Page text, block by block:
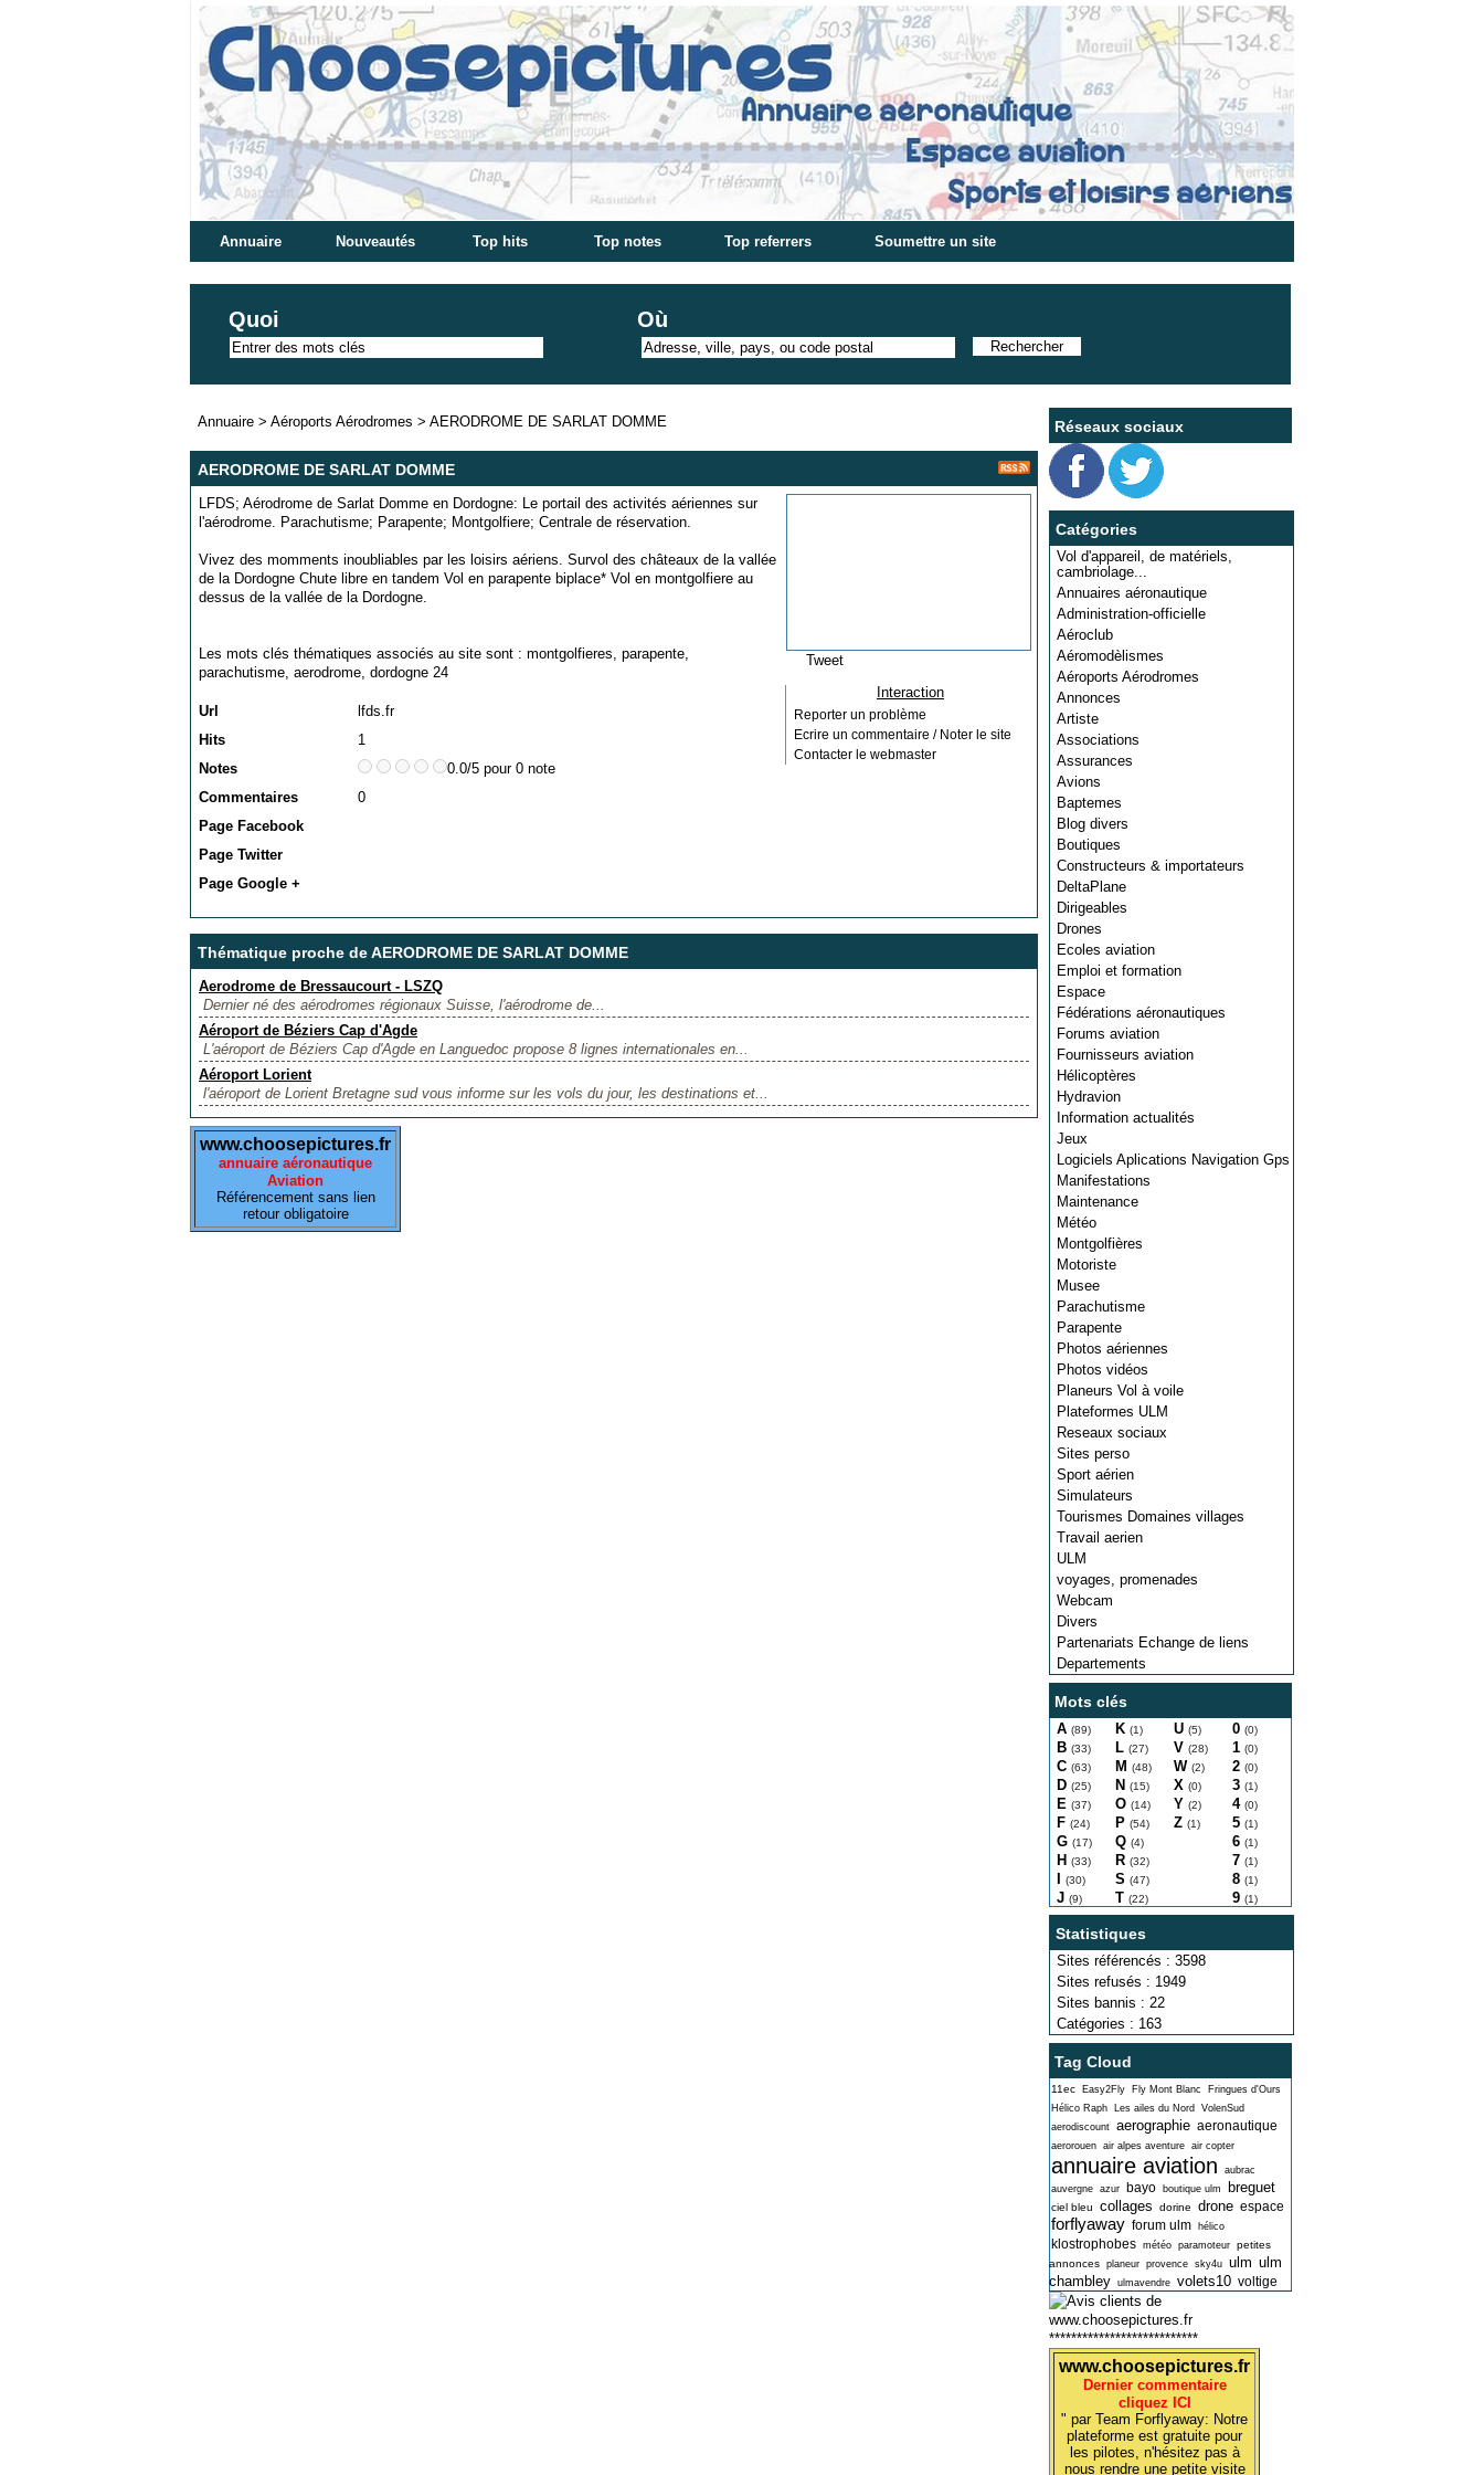
Annuaire Nouveautés Top hits Top notes Top referrers Soumettre un site
Quoi Où
Réseaux sociaux
Catégories
Vol d'appareil, de matériels,
cambriolage...
Annuaires aéronautique
Administration-officielle
Aéroclub
Aéromodèlismes
Aéroports Aérodromes
Annonces
Artiste
Associations
Assurances
Avions
Baptemes
Blog divers
Boutiques
Constructeurs & importateurs
DeltaPlane
Dirigeables
Drones
Ecoles aviation
Emploi et formation
Espace
Fédérations aéronautiques
Forums aviation
Fournisseurs aviation
Hélicoptères
Hydravion
Information actualités
Jeux
Logiciels Aplications Navigation Gps
Manifestations
Maintenance
Météo
Montgolfières
Motoriste
Musee
Parachutisme
Parapente
Photos aériennes
Photos vidéos
Planeurs Vol à voile
Plateformes ULM
Reseaux sociaux
Sites perso
Sport aérien
Simulateurs
Tourismes Domaines villages
Travail aerien
ULM
voyages, promenades
Webcam
Divers
Partenariats Echange de liens
Departements
Mots clés
A (89)
B (33)
C (63)
D (25)
E (37)
F (24)
G (17)
H (33)
(30)
J (9)
K (1)
L (27)
M (48)
N (15)
O (14)
P (54)
Q (4)
R (32)
S (47)
T (22)
U (5)
V (28)
W (2)
X (0)
Y (2)
Z (1)
0 (0)
1 (0)
2 (0)
3 (1)
4 (0)
5 (1)
6 (1)
7 (1)
8 (1)
9 (1)
Statistiques
Sites référencés : 3598
Sites refusés : 1949
Sites bannis : 22
Catégories : 163
Tag Cloud
11ec Easy2Fly Fly Mont Blanc
Fringues d'Ours
Hélico Raph
Les ailes du Nord
VolenSud
aerodiscount aerographie aeronautique
aerorouen air alpes aventure air copter
annuaire aviation
aubrac
auvergne azur bayo boutique ulm breguet
ciel bleu collages dorine drone espace
forflyaway forum ulm hélico
klostrophobes météo paramoteur petites
annonces planeur provence sky4u ulm ulm
chambley ulmavendre volets10 voltige
***************************
www.choosepictures.fr
Dernier commentaire
cliquez ICI
" par Team Forflyaway: Notre
plateforme est gratuite pour
les pilotes, n'hésitez pas à
nous rendre une petite visite
Annuaire > Aéroports Aérodromes > AERODROME DE SARLAT DOMME
AERODROME DE SARLAT DOMME
LFDS; Aérodrome de Sarlat Domme en Dordogne: Le portail des activités aériennes sur
l'aérodrome. Parachutisme; Parapente; Montgolfiere; Centrale de réservation.
Vivez des momments inoubliables par les loisirs aériens. Survol des châteaux de la vallée
de la Dordogne Chute libre en tandem Vol en parapente biplace* Vol en montgolfiere au
dessus de la vallée de la Dordogne.
Les mots clés thématiques associés au site sont : montgolfieres, parapente,
parachutisme, aerodrome, dordogne 24
Url
lfds.fr
Hits
1
Notes
0.0/5 pour 0 note
Commentaires
0
Page Facebook
Page Twitter
Page Google +
Tweet
Interaction
Reporter un problème
Ecrire un commentaire / Noter le site
Contacter le webmaster
Thématique proche de AERODROME DE SARLAT DOMME
Aerodrome de Bressaucourt - LSZQ
Dernier né des aérodromes régionaux Suisse, l'aérodrome de...
Aéroport de Béziers Cap d'Agde
L'aéroport de Béziers Cap d'Agde en Languedoc propose 8 lignes internationales en...
Aéroport Lorient
l'aéroport de Lorient Bretagne sud vous informe sur les vols du jour, les destinations et...
www.choosepictures.fr
annuaire aéronautique
Aviation
Référencement sans lien
retour obligatoire